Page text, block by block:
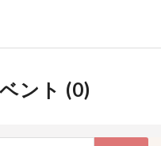
ント (0)